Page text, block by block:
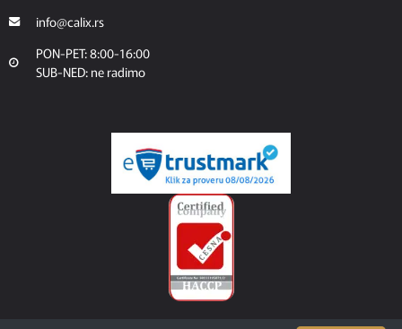
info@calix.rs
PON-PET: 8:00-16:00
SUB-NED: ne radimo